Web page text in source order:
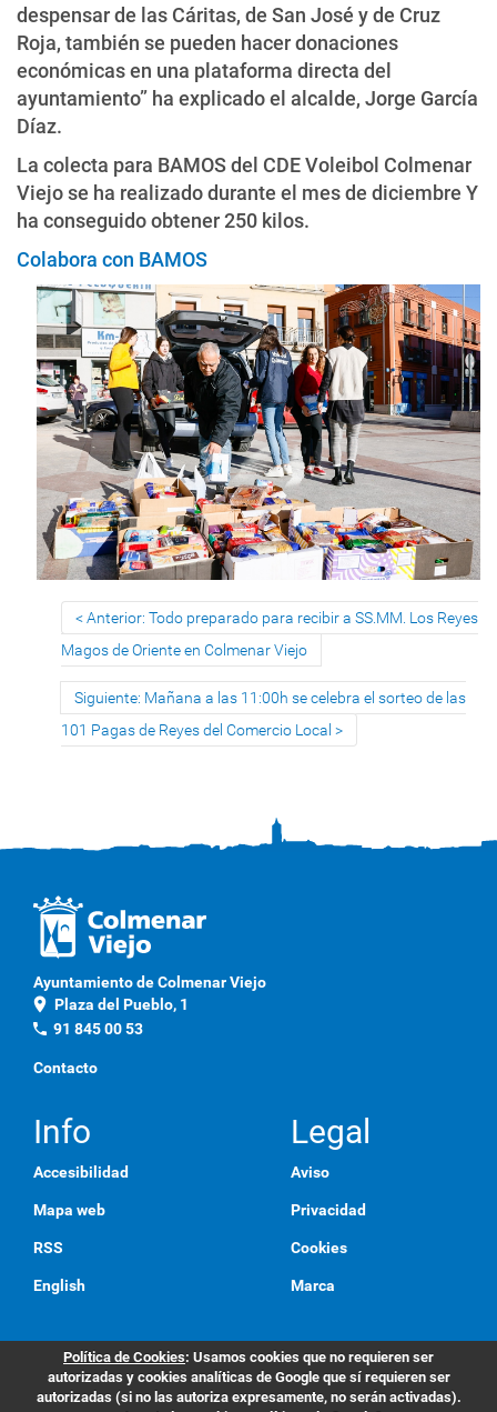
despensar de las Cáritas, de San José y de Cruz
Roja, también se pueden hacer donaciones
económicas en una plataforma directa del
ayuntamiento” ha explicado el alcalde, Jorge García
Díaz.
La colecta para BAMOS del CDE Voleibol Colmenar
Viejo se ha realizado durante el mes de diciembre Y
ha conseguido obtener 250 kilos.
Colabora con BAMOS
Anterior: Todo preparado para recibir a SS.MM. Los Reyes
Magos de Oriente en Colmenar Viejo
Siguiente: Mañana a las 11:00h se celebra el sorteo de las
101 Pagas de Reyes del Comercio Local
Ayuntamiento de Colmenar Viejo
location_on Plaza del Pueblo, 1
phone 91 845 00 53
Contacto
Info
Accesibilidad
Mapa web
RSS
English
Legal
Aviso
Privacidad
Cookies
Marca
Política de Cookies: Usamos cookies que no requieren ser
autorizadas y cookies analíticas de Google que sí requieren ser
autorizadas (si no las autoriza expresamente, no serán activadas).